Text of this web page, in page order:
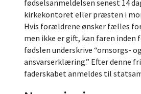
fødselsanmeldelsen senest 14
kirkekontoret eller præsten i
Hvis forældrene ønsker fælles
men ikke er gift, kan faren inden
fødslen underskrive “omsorgs- og
ansvarserklæring.” Efter denne
faderskabet anmeldes til